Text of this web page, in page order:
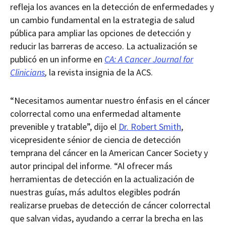
refleja los avances en la detección de enfermedades y
un cambio fundamental en la estrategia de salud
pública para ampliar las opciones de detección y
reducir las barreras de acceso. La actualización se
publicó en un informe en CA:A Cancer Journal for
Clinicians, la revista insignia de la ACS.
“Necesitamos aumentar nuestro énfasis en el cáncer
colorrectal como una enfermedad altamente
prevenible y tratable”, dijo el Dr. Robert Smith,
vicepresidente sénior de ciencia de detección
temprana del cáncer en la American Cancer Society y
autor principal del informe. “Al ofrecer más
herramientas de detección en la actualización de
nuestras guías, más adultos elegibles podrán
realizarse pruebas de detección de cáncer colorrectal
que salvan vidas, ayudando a cerrar la brecha en las